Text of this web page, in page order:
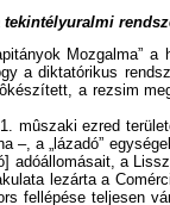
Mozgalma”
a diktatórikus
a rezsim
mûszaki ezred
–, a „lázadó”
adóállomásait, a
lezárta a
fellépése teljesen